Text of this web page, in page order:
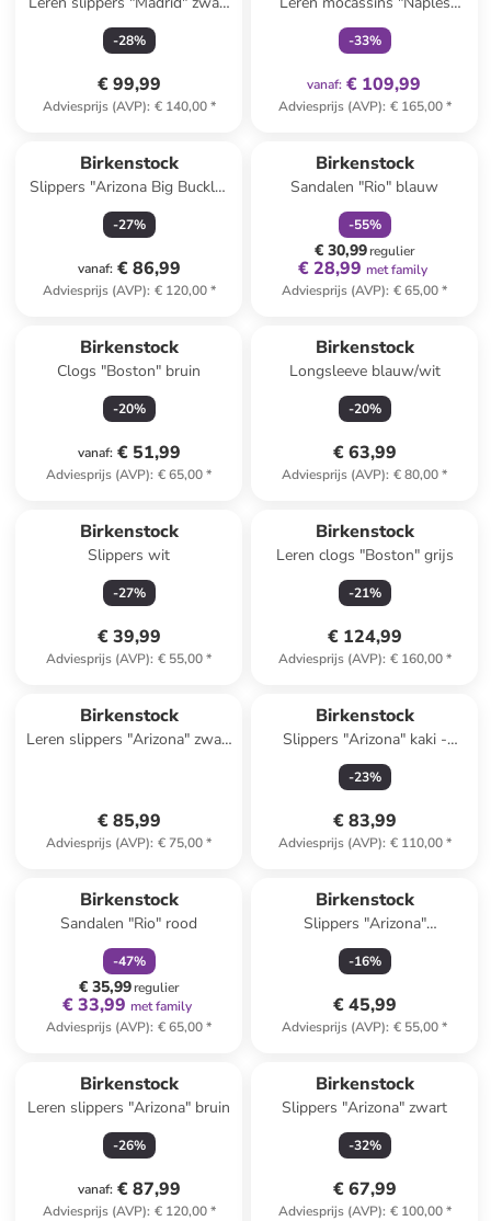
- wijdte S
-28%
€ 99,99
Adviesprijs (AVP): € 140,00*
Wrapped" lichtroze
-33%
vanaf: € 109,99
Adviesprijs (AVP): € 165,00*
Birkenstock
Slippers "Arizona Big Buckle"
lichtroze
-27%
vanaf: € 86,99
Adviesprijs (AVP): € 120,00*
Birkenstock
Sandalen "Rio" blauw
-55%
€ 30,99regulier
€ 28,99 met family
Adviesprijs (AVP): € 65,00*
Birkenstock
Clogs "Boston" bruin
-20%
vanaf: € 51,99
Adviesprijs (AVP): € 65,00*
Birkenstock
Longsleeve blauw/wit
-20%
€ 63,99
Adviesprijs (AVP): € 80,00*
Birkenstock
Slippers wit
-27%
€ 39,99
Adviesprijs (AVP): € 55,00*
Birkenstock
Leren clogs "Boston" grijs
-21%
€ 124,99
Adviesprijs (AVP): € 160,00*
Birkenstock
Leren slippers "Arizona" zwart
€ 85,99
Adviesprijs (AVP): € 75,00*
Birkenstock
Slippers "Arizona" kaki -
wijdte S
-23%
€ 83,99
Adviesprijs (AVP): € 110,00*
Birkenstock
Sandalen "Rio" rood
-47%
€ 35,99regulier
€ 33,99 met family
Adviesprijs (AVP): € 65,00*
Birkenstock
Slippers "Arizona"
donkerblauw
-16%
€ 45,99
Adviesprijs (AVP): € 55,00*
Birkenstock
Leren slippers "Arizona" bruin
-26%
vanaf: € 87,99
Adviesprijs (AVP): € 120,00*
Birkenstock
Slippers "Arizona" zwart
-32%
€ 67,99
Adviesprijs (AVP): € 100,00*